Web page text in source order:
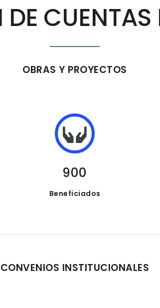
CUENTAS
OBRAS Y PROYECTOS
900
Beneficiados
CONVENIOS INSTITUCIONALES